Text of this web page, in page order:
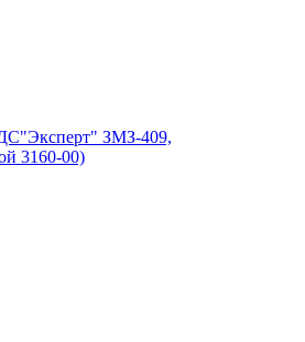
ЗМЗ-409,
3160-00)